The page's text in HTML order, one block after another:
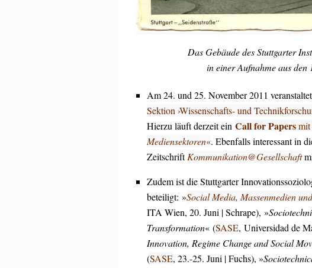
Das Gebäude des Stuttgarter
in einer Aufnahme aus
Am 24. und 25. November 2011
Sektion ›Wissenschafts- und
Hierzu läuft derzeit ein Call for Papersmit
Mediensektoren«. Ebenfalls interessant in
ZeitschriftKommunikation@Gesellschaft
Zudem ist die Stuttgarter
beteiligt: »Social Media, Massenmedien
ITA Wien, 20. Juni | Schrape), »
Transformation« (SASE, Universidad de
Innovation, Regime Change and Social
(SASE, 23.-25. Juni | Fuchs), »